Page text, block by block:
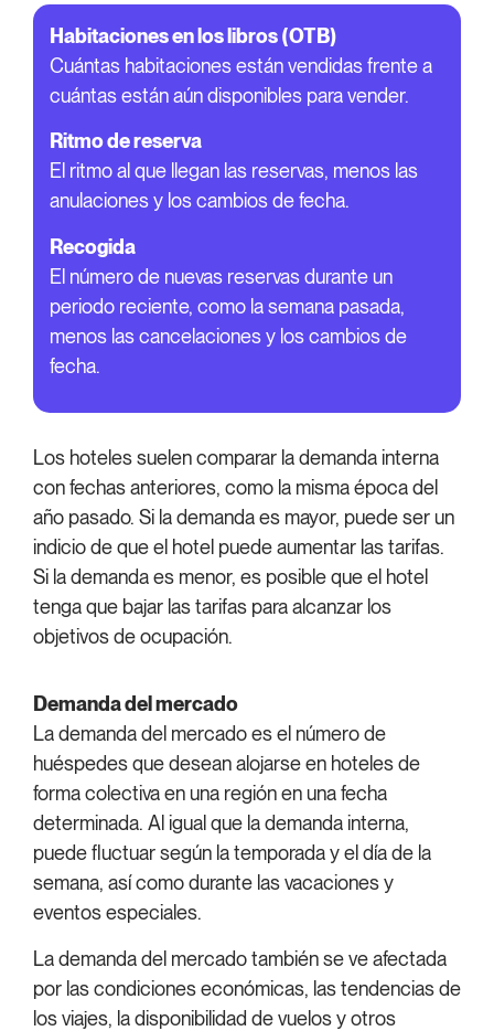
Habitaciones en los libros (OTB)
Cuántas habitaciones están vendidas frente a
cuántas están aún disponibles para vender.
Ritmo de reserva
El ritmo al que llegan las reservas, menos las
anulaciones y los cambios de fecha.
Recogida
El número de nuevas reservas durante un
periodo reciente, como la semana pasada,
menos las cancelaciones y los cambios de
fecha.
Los hoteles suelen comparar la demanda interna
con fechas anteriores, como la misma época del
año pasado. Si la demanda es mayor, puede ser un
indicio de que el hotel puede aumentar las tarifas.
Si la demanda es menor, es posible que el hotel
tenga que bajar las tarifas para alcanzar los
objetivos de ocupación.
Demanda del mercado
La demanda del mercado es el número de
huéspedes que desean alojarse en hoteles de
forma colectiva en una región en una fecha
determinada. Al igual que la demanda interna,
puede fluctuar según la temporada y el día de la
semana, así como durante las vacaciones y
eventos especiales.
La demanda del mercado también se ve afectada
por las condiciones económicas, las tendencias de
los viajes, la disponibilidad de vuelos y otros